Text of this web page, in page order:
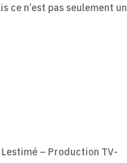
ce n’est pas seulement un
– Production TV-